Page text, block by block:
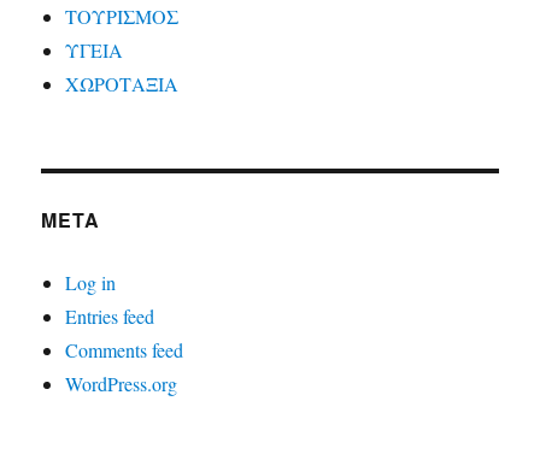
ΤΟΥΡΙΣΜΟΣ
ΥΓΕΙΑ
ΧΩΡΟΤΑΞΙΑ
META
Log in
Entries feed
Comments feed
WordPress.org